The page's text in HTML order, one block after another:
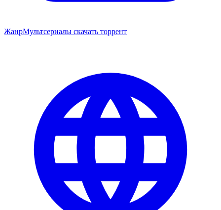
ЖанрМультсериалы скачать торрент